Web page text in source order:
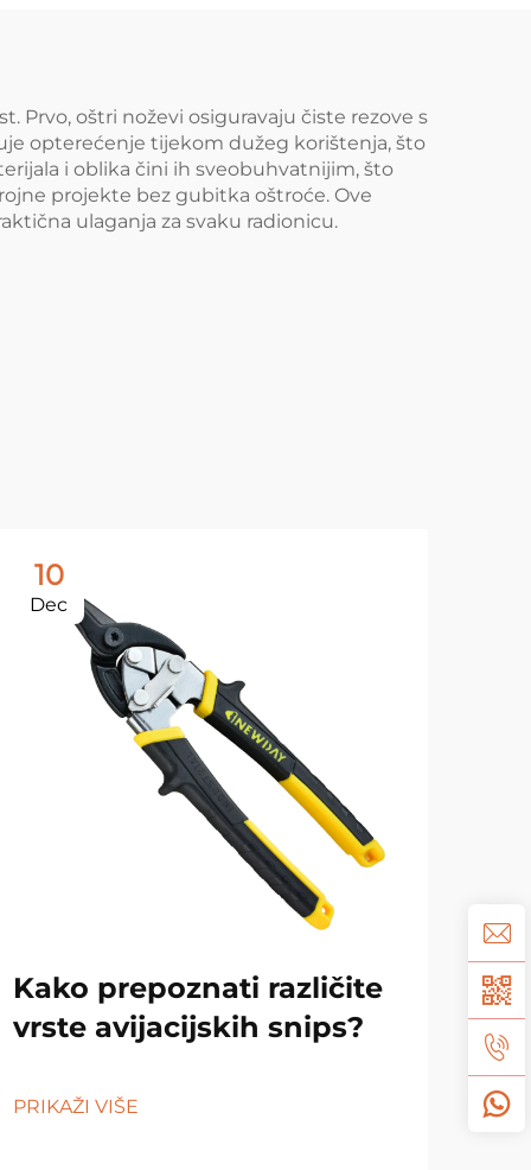
oštri noževi osiguravaju čiste rezove s
opterećenje tijekom dužeg korištenja, što
i oblika čini ih sveobuhvatnijim, što
projekte bez gubitka oštroće. Ove
ulaganja za svaku radionicu.
10
Dec
Kako prepoznati različite
vrste avijacijskih snips?
PRIKAŽI VIŠE